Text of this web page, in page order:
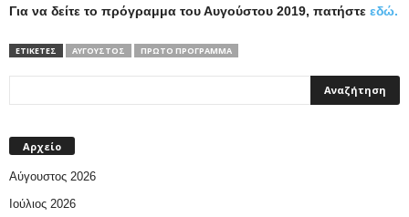
Για να δείτε το πρόγραμμα του Αυγούστου 2019, πατήστε εδώ.
ΕΤΙΚΕΤΕΣ ΑΎΓΟΥΣΤΟΣ ΠΡΩΤΟ ΠΡΟΓΡΑΜΜΑ
Αρχείο
Αύγουστος 2026
Ιούλιος 2026